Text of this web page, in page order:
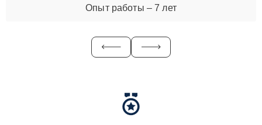
Опыт работы – 7 лет